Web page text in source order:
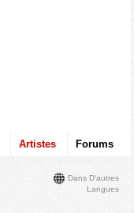
Artistes Forums
Dans D'autres
Langues